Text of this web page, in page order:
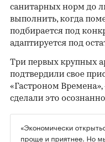
санитарных норм до
выполнить, когда
подбирается под
адаптируется под
Три первых крупных
подтвердили свое
«Гастроном
сделали это
«Экономически
проще и приятнее. Но